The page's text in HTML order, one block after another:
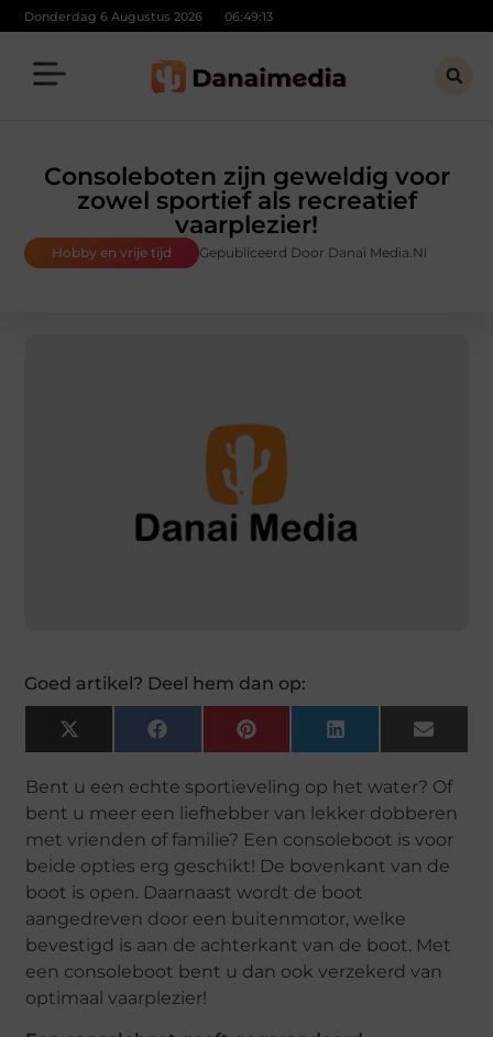
Donderdag 6 Augustus 2026 06:49:14
Consoleboten zijn geweldig voor
zowel sportief als recreatief
vaarplezier!
Hobby en vrije tijd Gepubliceerd Door Danai Media.nl
Goed artikel? Deel hem dan op:
X
(Twitter)
FacebookPinterest LinkedIn Email
Bent u een echte sportieveling op het water? Of
bent u meer een liefhebber van lekker dobberen
met vrienden of familie? Een consoleboot is voor
beide opties erg geschikt! De bovenkant van de
boot is open. Daarnaast wordt de boot
aangedreven door een buitenmotor, welke
bevestigd is aan de achterkant van de boot. Met
een consoleboot bent u dan ook verzekerd van
optimaal vaarplezier!